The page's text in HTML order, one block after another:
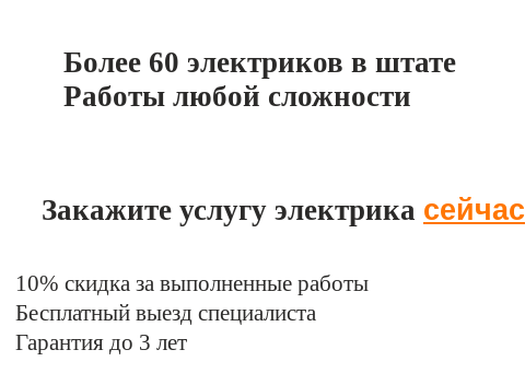
Более 60 электриков в штате
Работы любой сложности
Закажите услугу электрика сейчас
10% скидка за выполненные работы
Бесплатный выезд специалиста
Гарантия до 3 лет